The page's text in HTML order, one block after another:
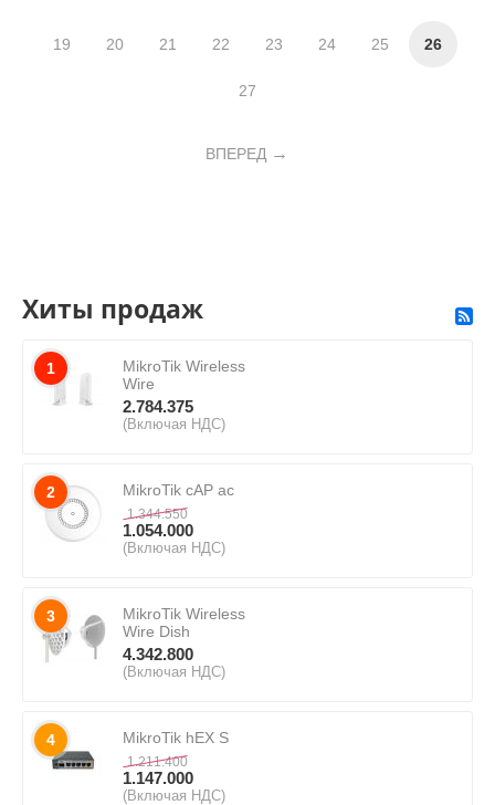
19 20 21 22 23 24 25 26
27
ВПЕРЕД
Хиты продаж
1
MikroTik Wireless
Wire
2.784.375
(Включая НДС)
2 MikroTik cAP ac
1.344.550
1.054.000
(Включая НДС)
3
MikroTik Wireless
Wire Dish
4.342.800
(Включая НДС)
4 MikroTik hEX S
1.211.400
1.147.000
(Включая НДС)